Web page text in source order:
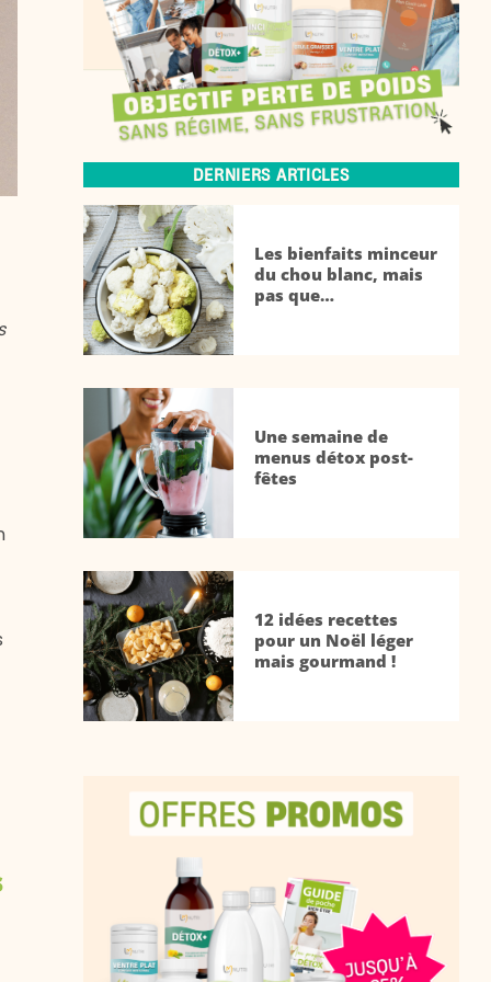
DERNIERS ARTICLES
Les bienfaits minceur
du chou blanc, mais
pas que…
Une semaine de
menus détox post-
fêtes
12 idées recettes
pour un Noël léger
mais gourmand !